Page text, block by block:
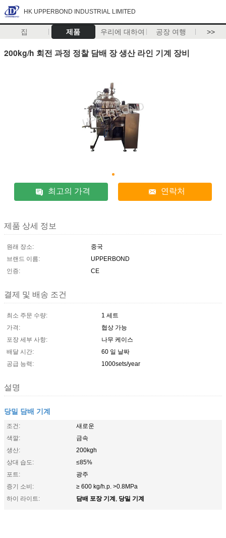
HK UPPERBOND INDUSTRIAL LIMITED
집 제품 우리에 대하여 공장 여행 >>
200kg/h 회전 과정 정찰 담배 장 생산 라인 기계 장비
최고의 가격 연락처
제품 상세 정보
원래 장소:
중국
브랜드 이름:
UPPERBOND
인증:
CE
결제 및 배송 조건
최소 주문 수량:
1 세트
가격:
협상 가능
포장 세부 사항:
나무 케이스
배달 시간:
60 일 날짜
공급 능력:
1000sets/year
설명
당밀 담배 기계
조건:
새로운
색깔:
금속
생산:
200kgh
상대 습도:
≤85%
포트:
광주
증기 소비:
≥ 600 kg/h.p. >0.8MPa
하이 라이트:
담배 포장 기계, 당밀 기계